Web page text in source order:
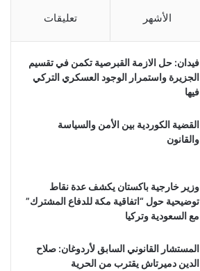
الأشهر تعليقات
فيدان: حل الازمة القبرصية تكمن في تقسيم
الجزيرة واستمرار الوجود العسكري التركي
فيها
القضية الكوردية بين الأمن والسياسة
والقانون
وزير خارجية باكستان يكشف عدة نقاط
توضيحية حول “اتفاقية مكة للدفاع المشترك”
مع السعودية وتركيا
المستشار القانوني السابق لأردوغان: صلاح
الدين دميرتاش يقترب من الحرية